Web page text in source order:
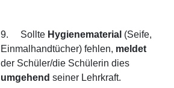
9. Sollte Hygienematerial (Seife,
Einmalhandtücher) fehlen, meldet
der Schüler/die Schülerin dies
umgehend seiner Lehrkraft.